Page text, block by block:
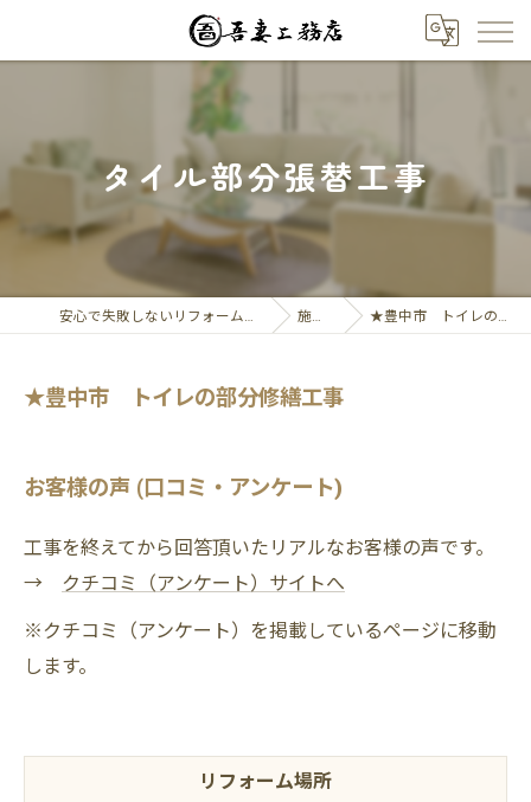
タイル部分張替工事
安心で失敗しないリフォーム相談なら吾妻工務店 施工実績 ★豊中市 トイレの部分修繕工事
★豊中市 トイレの部分修繕工事
お客様の声 (口コミ・アンケート)
工事を終えてから回答頂いたリアルなお客様の声です。
→
クチコミ（アンケート）サイトへ
※クチコミ（アンケート）を掲載しているページに移動
します。
リフォーム場所